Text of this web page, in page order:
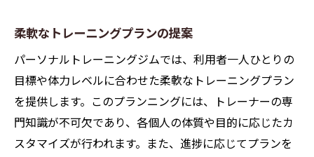
柔軟なトレーニングプランの提案
パーソナルトレーニングジムでは、利用者一人ひとりの
目標や体力レベルに合わせた柔軟なトレーニングプラン
を提供します。このプランニングには、トレーナーの専
門知識が不可欠であり、各個人の体質や目的に応じたカ
スタマイズが行われます。また、進捗に応じてプランを